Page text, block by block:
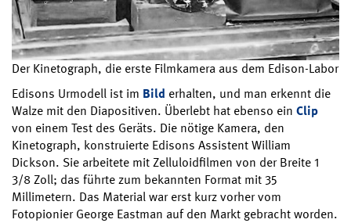
Der Kinetograph, die erste Filmkamera aus dem Edison-Labor
Edisons Urmodell ist im Bild erhalten, und man erkennt die
Walze mit den Diapositiven. Überlebt hat ebenso ein Clip
von einem Test des Geräts. Die nötige Kamera, den
Kinetograph, konstruierte Edisons Assistent William
Dickson. Sie arbeitete mit Zelluloidfilmen von der Breite 1
3/8 Zoll; das führte zum bekannten Format mit 35
Millimetern. Das Material war erst kurz vorher vom
Fotopionier George Eastman auf den Markt gebracht worden.